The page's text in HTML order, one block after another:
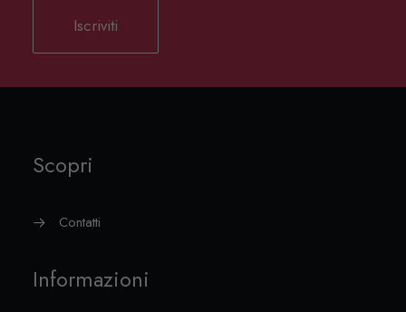
Iscriviti
Scopri
Contatti
Informazioni